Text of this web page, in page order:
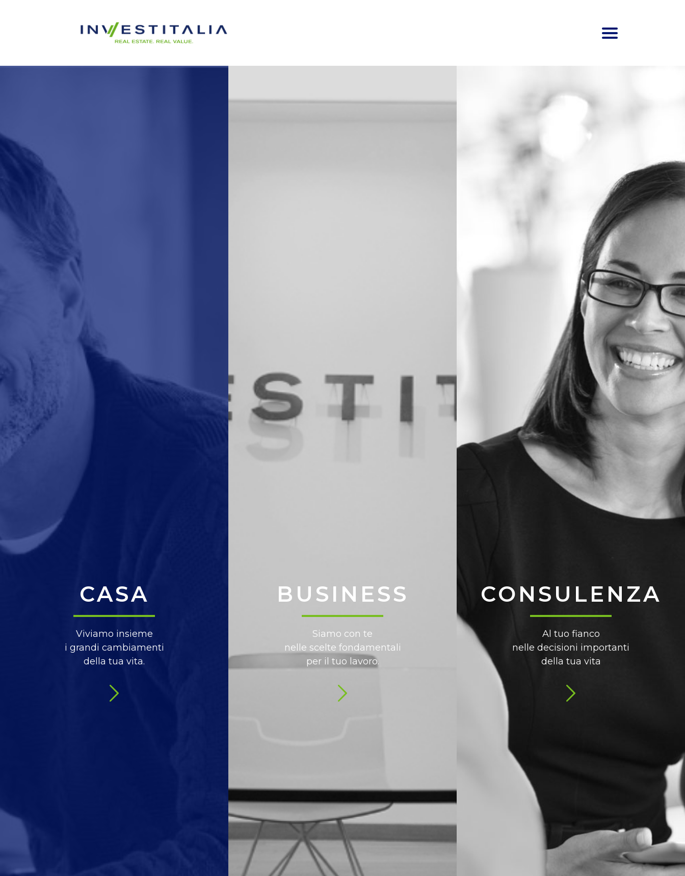
CASA
Viviamo insieme
i grandi cambiamenti
della tua vita.
BUSINESS
Siamo con te
nelle scelte fondamentali
per il tuo lavoro.
CONSULENZA
Al tuo fianco
nelle decisioni importanti
della tua vita